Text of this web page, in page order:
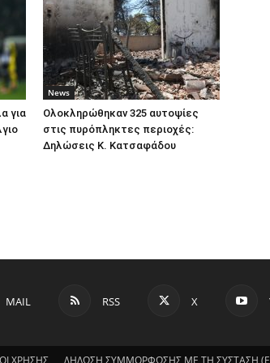
για
News
Ολοκληρώθηκαν 325 αυτοψίες
στις πυρόπληκτες περιοχές:
Δηλώσεις Κ. Κατσαφάδου
MAIL RSS X
ΧΡΗΣΗΣ ΔΗΛΩΣΗ ΣΥΜΜΟΡΦΩΣΗΣ ΜΕ ΤΗ ΣΥΣΤΑΣΗ